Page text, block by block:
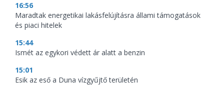
16:56
Maradtak energetikai lakásfelújításra állami támogatások
és piaci hitelek
15:44
Ismét az egykori védett ár alatt a benzin
15:01
Esik az eső a Duna vízgyűjtő területén